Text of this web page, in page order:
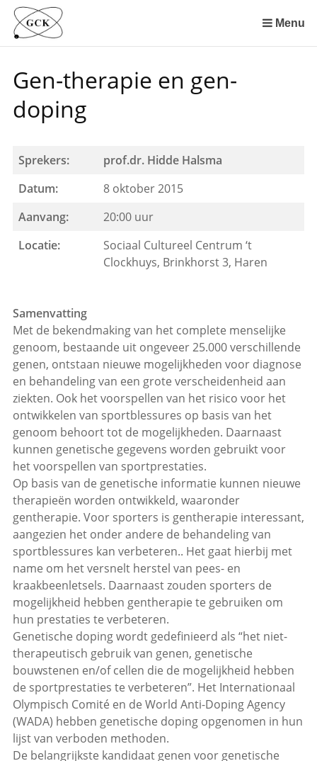
Sla
links
over
naar
de
inhoud
Spring
het
Menu
Gen-therapie en gen-
doping
Sprekers:
prof.dr. Hidde Halsma
Datum:
8 oktober 2015
Aanvang:
20:00 uur
Locatie:
Sociaal Cultureel Centrum ‘t
Clockhuys, Brinkhorst 3, Haren
Samenvatting
Met de bekendmaking van het complete menselijke
genoom, bestaande uit ongeveer 25.000 verschillende
genen, ontstaan nieuwe mogelijkheden voor diagnose
en behandeling van een grote verscheidenheid aan
ziekten. Ook het voorspellen van het risico voor het
ontwikkelen van sportblessures op basis van het
genoom behoort tot de mogelijkheden. Daarnaast
kunnen genetische gegevens worden gebruikt voor
het voorspellen van sportprestaties.
Op basis van de genetische informatie kunnen nieuwe
therapieën worden ontwikkeld, waaronder
gentherapie. Voor sporters is gentherapie interessant,
aangezien het onder andere de behandeling van
sportblessures kan verbeteren.. Het gaat hierbij met
name om het versnelt herstel van pees- en
kraakbeenletsels. Daarnaast zouden sporters de
mogelijkheid hebben gentherapie te gebruiken om
hun prestaties te verbeteren.
Genetische doping wordt gedefinieerd als “het niet-
therapeutisch gebruik van genen, genetische
bouwstenen en/of cellen die de mogelijkheid hebben
de sportprestaties te verbeteren”. Het Internationaal
Olympisch Comité en de World Anti-Doping Agency
(WADA) hebben genetische doping opgenomen in hun
lijst van verboden methoden.
De belangrijkste kandidaat genen voor genetische